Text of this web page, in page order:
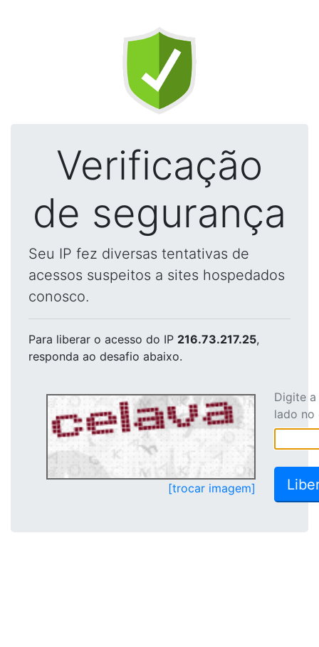
Verificação
de segurança
Seu IP fez diversas tentativas de
acessos suspeitos a sites hospedados
conosco.
Para liberar o acesso do IP 216.73.217.25,
responda ao desafio abaixo.
[trocar imagem]
Digite
lado no